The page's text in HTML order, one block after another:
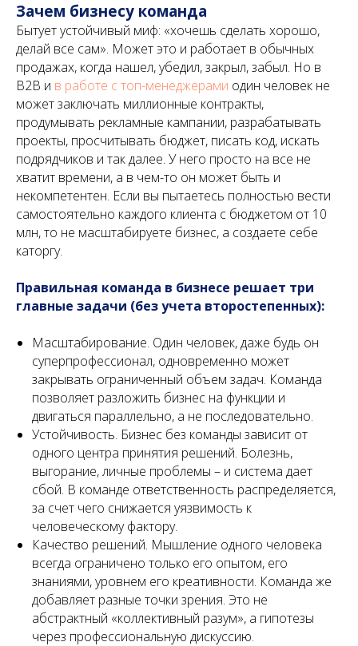
Зачем бизнесу команда
Бытует устойчивый миф: «хочешь сделать хорошо,
делай все сам». Может это и работает в обычных
продажах, когда нашел, убедил, закрыл, забыл. Но в
B2B и в работе с топ-менеджерами один человек не
может заключать миллионные контракты,
продумывать рекламные кампании, разрабатывать
проекты, просчитывать бюджет, писать код, искать
подрядчиков и так далее. У него просто на все не
хватит времени, а в чем-то он может быть и
некомпетентен. Если вы пытаетесь полностью вести
самостоятельно каждого клиента с бюджетом от 10
млн, то не масштабируете бизнес, а создаете себе
каторгу.
Правильная команда в бизнесе решает три
главные задачи (без учета второстепенных):
Масштабирование. Один человек, даже будь он
суперпрофессионал, одновременно может
закрывать ограниченный объем задач. Команда
позволяет разложить бизнес на функции и
двигаться параллельно, а не последовательно.
Устойчивость. Бизнес без команды зависит от
одного центра принятия решений. Болезнь,
выгорание, личные проблемы – и система дает
сбой. В команде ответственность распределяется,
за счет чего снижается уязвимость к
человеческому фактору.
Качество решений. Мышление одного человека
всегда ограничено только его опытом, его
знаниями, уровнем его креативности. Команда же
добавляет разные точки зрения. Это не
абстрактный «коллективный разум», а гипотезы
через профессиональную дискуссию.